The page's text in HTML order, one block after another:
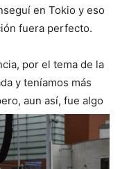
en Tokio y eso
fuera perfecto.
por el tema de la
y teníamos más
aun así, fue algo